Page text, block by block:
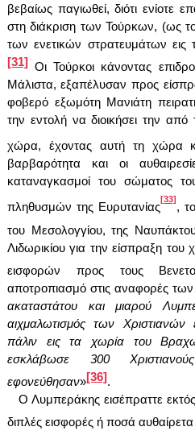
βεβαίως παγιωθεί, διότι ενίοτε
στη διάκριση των Τούρκων, (ως
των ενετικών στρατευμάτων εις
[31]Οι Τούρκοι κάνοντας
Μάλιστα, εξαπέλυσαν προς
φοβερό εξωμότη Μανιάτη
την εντολή να διοικήσει την
χώρα, έχοντας αυτή τη χώρα
βαρβαρότητα και οι
καταναγκασμοί του σώματος
πληθυσμών της Ευρυτανίας
[33]
,
του Μεσολογγίου, της
Λιδωρικίου για την είσπραξη του
εισφορών προς τους
αποτροπιασμό στις αναφορές
ακαταστάτου και μιαρού
αιχμαλωτισμός των
πάλιν εις τα χωρία του
εσκλάβωσε 300
εφονεύθησαν»[36].
Ο Λυμπεράκης εισέπραττε
διπλές εισφορές ή ποσά